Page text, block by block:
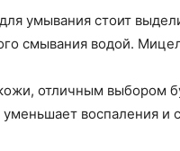
умывания стоит
смывания водой.
отличным выбором
уменьшает воспаления и